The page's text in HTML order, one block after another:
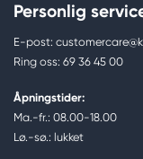
Personlig
E-post:
Ring oss: 69 36 45 00
Åpningstider:
Ma.-fr.: 08.00-18.00
Lø.-sø.: lukket